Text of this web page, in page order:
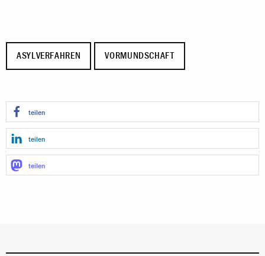
ASYLVERFAHREN VORMUNDSCHAFT
teilen
teilen
teilen